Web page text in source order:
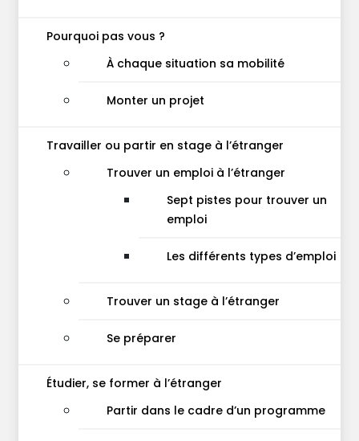
Pourquoi pas vous ?
À chaque situation sa mobilité
Monter un projet
Travailler ou partir en stage à l’étranger
Trouver un emploi à l’étranger
Sept pistes pour trouver un
emploi
Les différents types d’emploi
Trouver un stage à l’étranger
Se préparer
Étudier, se former à l’étranger
Partir dans le cadre d’un programme